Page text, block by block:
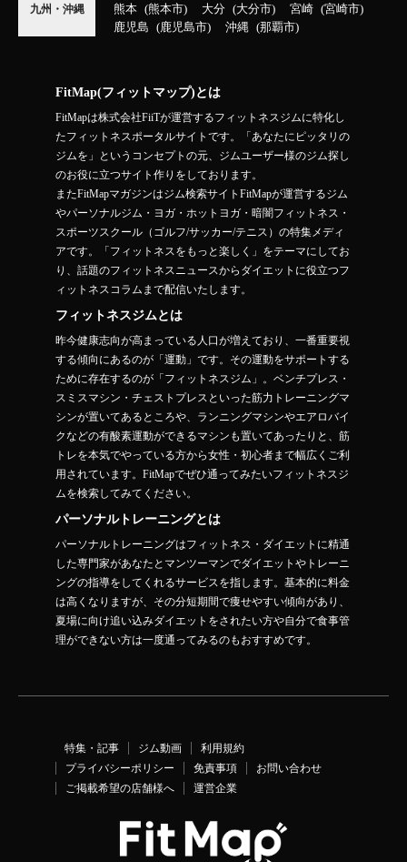
九州・沖縄
熊本
熊本市 大分 大分市 宮崎
宮崎市
鹿児島
鹿児島市 沖縄 那覇市
FitMap(フィットマップ)とは
FitMapは株式会社FiiTが運営するフィットネスジムに特化し
たフィットネスポータルサイトです。「あなたにピッタリの
ジムを」というコンセプトの元、ジムユーザー様のジム探し
のお役に立つサイト作りをしております。
またFitMapマガジンはジム検索サイトFitMapが運営するジム
やパーソナルジム・ヨガ・ホットヨガ・暗闇フィットネス・
スポーツスクール（ゴルフ/サッカー/テニス）の特集メディ
アです。「フィットネスをもっと楽しく」をテーマにしてお
り、話題のフィットネスニュースからダイエットに役立つフ
ィットネスコラムまで配信いたします。
フィットネスジムとは
昨今健康志向が高まっている人口が増えており、一番重要視
する傾向にあるのが「運動」です。その運動をサポートする
ために存在するのが「フィットネスジム」。ベンチプレス・
スミスマシン・チェストプレスといった筋力トレーニングマ
シンが置いてあるところや、ランニングマシンやエアロバイ
クなどの有酸素運動ができるマシンも置いてあったりと、筋
トレを本気でやっている方から女性・初心者まで幅広くご利
用されています。FitMapでぜひ通ってみたいフィットネスジ
ムを検索してみてください。
パーソナルトレーニングとは
パーソナルトレーニングはフィットネス・ダイエットに精通
した専門家があなたとマンツーマンでダイエットやトレーニ
ングの指導をしてくれるサービスを指します。基本的に料金
は高くなりますが、その分短期間で痩せやすい傾向があり、
夏場に向け追い込みダイエットをされたい方や自分で食事管
理ができない方は一度通ってみるのもおすすめです。
特集・記事 ジム動画
利用規約
プライバシーポリシー
免責事項
お問い合わせ
ご掲載希望の店舗様へ
運営企業